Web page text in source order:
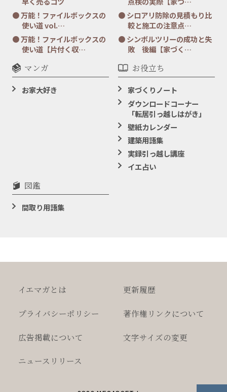
万能！ファイルボックスの
使い道 vol.…
万能！ファイルボックスの
使い道【片付く収…
シロアリ防除の見積もり比
較と施工の注意点…
シンボルツリーの成功と失
敗 後編【家づく…
マンガ
お家大好き
お役立ち
家づくりノート
ダウンロードコーナー
「転居引っ越しはがき」
壁紙カレンダー
建築用語集
実録引っ越し講座
イエ占い
図鑑
間取り用語集
イエマガとは 更新履歴
プライバシーポリシー 著作権 リンクについて
広告掲載について 文字サイズの変更
ニュースリリース